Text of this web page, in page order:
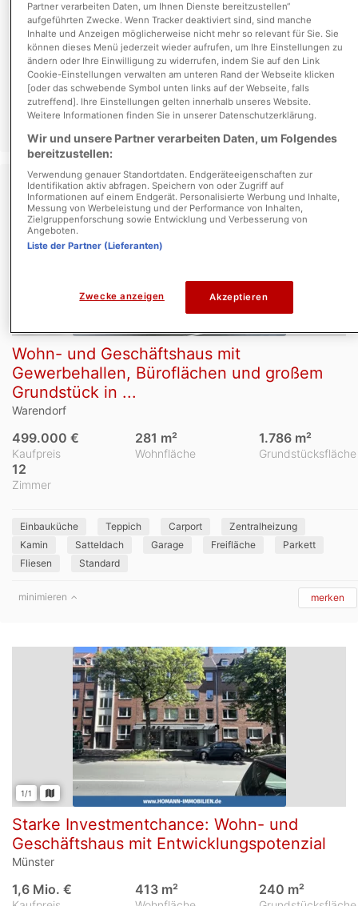
Warendorfer Straße 53, Warendorf
Kaufpreis
395.000 €
Wohnfläche
147,49 m²
Grundstücksfläche
539 m²
Zentralheizung Gasheizung
Wohn- und Geschäftshaus mit
Gewerbehallen, Büroflächen und großem
Grundstück in ...
Warendorf
Kaufpreis
499.000 €
Wohnfläche
281 m²
Grundstücksfläche
1.786 m²
Zimmer
12
Einbauküche Teppich Carport
Zentralheizung
Kamin
Satteldach Garage Freifläche
Parkett
Fliesen
Standard
minimieren merken
1/1
Starke Investmentchance: Wohn- und
Geschäftshaus mit Entwicklungspotenzial
Münster
1,6 Mio. € 413 m² 240 m²
Partner verarbeiten Daten, um Ihnen Dienste bereitzustellen“
aufgeführten Zwecke. Wenn Tracker deaktiviert sind, sind manche
Inhalte und Anzeigen möglicherweise nicht mehr so relevant für Sie. Sie
können dieses Menü jederzeit wieder aufrufen, um Ihre Einstellungen zu
ändern oder Ihre Einwilligung zu widerrufen, indem Sie auf den Link
Cookie-Einstellungen verwalten am unteren Rand der Webseite klicken
[oder das schwebende Symbol unten links auf der Webseite, falls
zutreffend]. Ihre Einstellungen gelten innerhalb unseres Website.
Weitere Informationen finden Sie in unserer Datenschutzerklärung.
Wir und unsere Partner verarbeiten Daten, um Folgendes
bereitzustellen:
Verwendung genauer Standortdaten. Endgeräteeigenschaften zur
Identifikation aktiv abfragen. Speichern von oder Zugriff auf
Informationen auf einem Endgerät. Personalisierte Werbung und Inhalte,
Messung von Werbeleistung und der Performance von Inhalten,
Zielgruppenforschung sowie Entwicklung und Verbesserung von
Angeboten.
Liste der Partner (Lieferanten)
Zwecke anzeigen Akzeptieren